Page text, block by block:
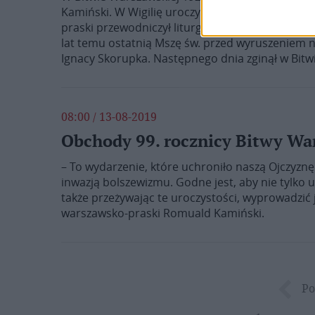
Kamiński. W Wigilię uroczystości
praski przewodniczył liturgii w konkatedrze
lat temu ostatnią Mszę św. przed wyruszeniem
Ignacy Skorupka. Następnego dnia zginął w
08:00 / 13-08-2019
Obchody 99. rocznicy Bitwy
– To wydarzenie, które uchroniło naszą
inwazją bolszewizmu. Godne jest, aby nie tylko
także przeżywając te uroczystości,
warszawsko-praski Romuald Kamiński.